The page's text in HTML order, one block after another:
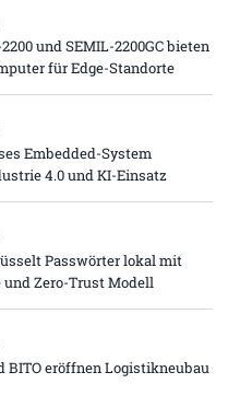
und SEMIL-2200GC bieten
für Edge-Standorte
Embedded-System
4.0 und KI-Einsatz
Passwörter lokal mit
und Zero-Trust Modell
BITO eröffnen Logistikneubau